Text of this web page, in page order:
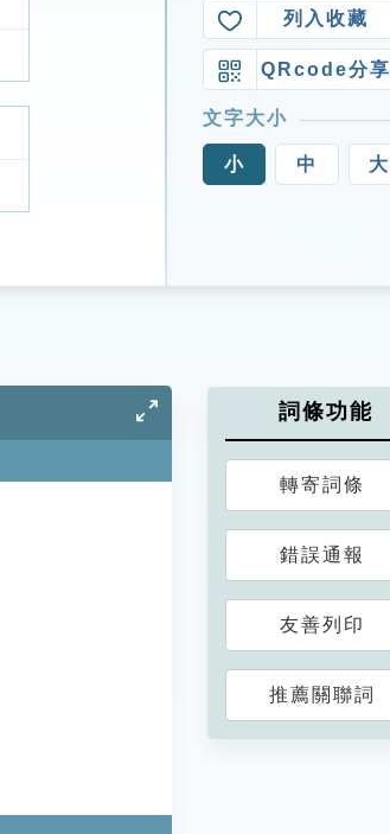
列入收藏
QRcode分享
文字大小
小 中 大
詞條功能
轉寄詞條
錯誤通報
友善列印
推薦關聯詞